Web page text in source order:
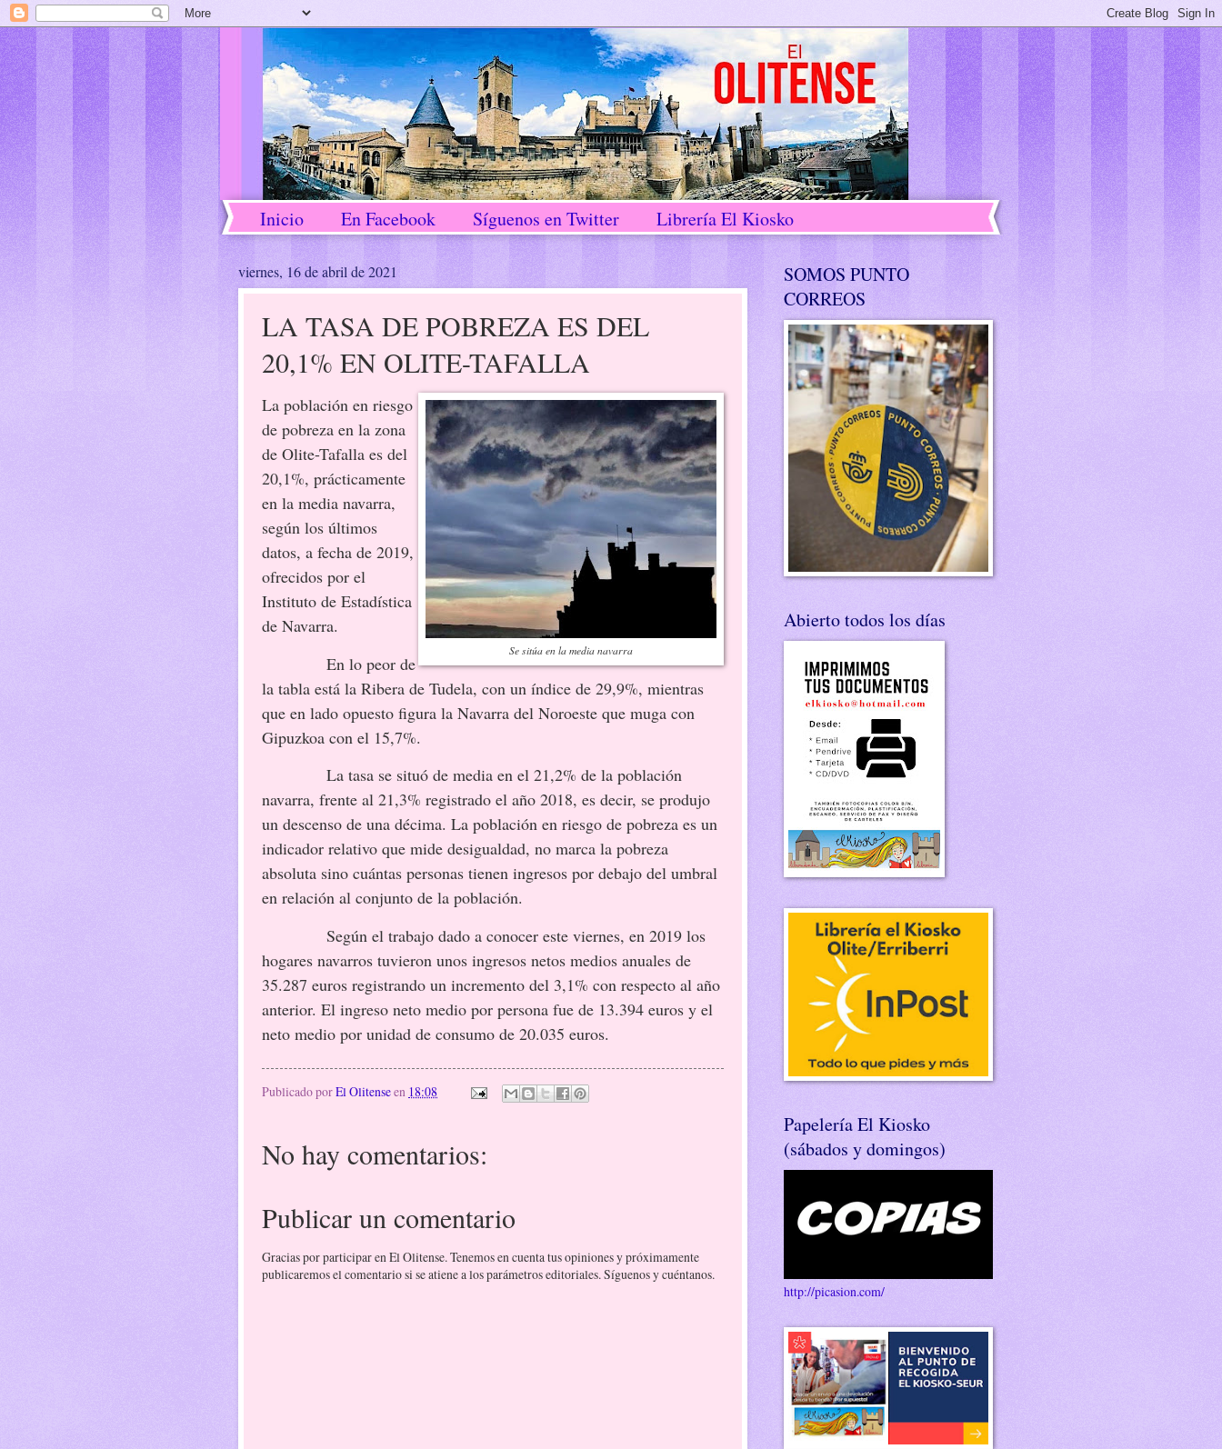
Inicio En Facebook Síguenos en Twitter Librería El Kiosko
viernes, 16 de abril de 2021
LA TASA DE POBREZA ES DEL
20,1% EN OLITE-TAFALLA
Se sitúa en la media navarra
La población en riesgo
de pobreza en la zona
de Olite-Tafalla es del
20,1%, prácticamente
en la media navarra,
según los últimos
datos, a fecha de 2019,
ofrecidos por el
Instituto de Estadística
de Navarra.
En lo peor de
la tabla está la Ribera de Tudela, con un índice de 29,9%, mientras
que en lado opuesto figura la Navarra del Noroeste que muga con
Gipuzkoa con el 15,7%.
La tasa se situó de media en el 21,2% de la población
navarra, frente al 21,3% registrado el año 2018, es decir, se produjo
un descenso de una décima. La población en riesgo de pobreza es un
indicador relativo que mide desigualdad, no marca la pobreza
absoluta sino cuántas personas tienen ingresos por debajo del umbral
en relación al conjunto de la población.
Según el trabajo dado a conocer este viernes, en 2019 los
hogares navarros tuvieron unos ingresos netos medios anuales de
35.287 euros registrando un incremento del 3,1% con respecto al año
anterior. El ingreso neto medio por persona fue de 13.394 euros y el
neto medio por unidad de consumo de 20.035 euros.
Publicado porEl Olitenseen 18:08
No hay comentarios:
Publicar un comentario
Gracias por participar en El Olitense. Tenemos en cuenta tus opiniones y próximamente
publicaremos el comentario si se atiene a los parámetros editoriales. Síguenos y cuéntanos.
SOMOS PUNTO
CORREOS
Abierto todos los días
Papelería El Kiosko
(sábados y domingos)
http://picasion.com/